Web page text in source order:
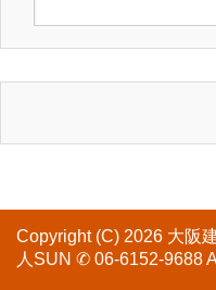
Copyright (C) 2026 大阪
人SUN ✆ 06-6152-9688